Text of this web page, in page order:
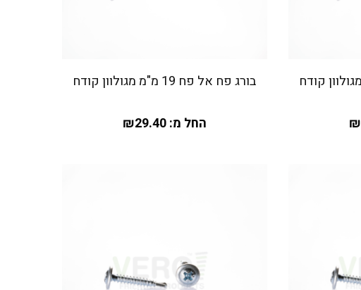
₪
בורג פח אל פח 19 מ"מ מגולוון קודח
החל מ: ₪29.40